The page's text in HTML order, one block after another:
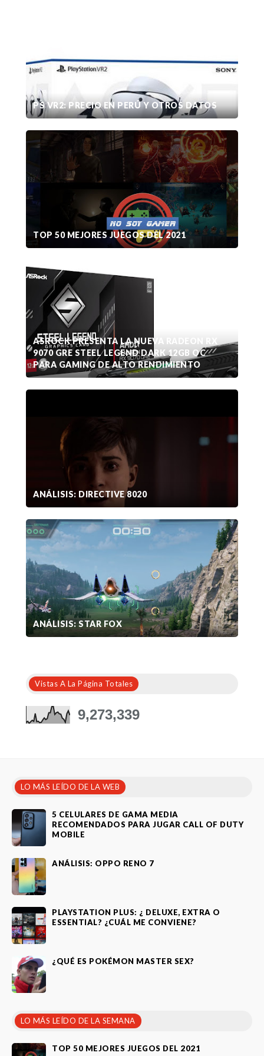
PS VR2: PRECIO EN PERÚ Y OTROS DATOS
TOP 50 MEJORES JUEGOS DEL 2021
ASROCK PRESENTA LA NUEVA RADEON RX
9070 GRE STEEL LEGEND DARK 12GB OC
PARA GAMING DE ALTO RENDIMIENTO
ANÁLISIS: DIRECTIVE 8020
ANÁLISIS: STAR FOX
Vistas A La Página Totales
9,273,339
LO MÁS LEÍDO DE LA WEB
5 CELULARES DE GAMA MEDIA
RECOMENDADOS PARA JUGAR CALL OF DUTY
MOBILE
ANÁLISIS: OPPO RENO 7
PLAYSTATION PLUS: ¿ DELUXE, EXTRA O
ESSENTIAL? ¿CUÁL ME CONVIENE?
¿QUÉ ES POKÉMON MASTER SEX?
LO MÁS LEÍDO DE LA SEMANA
TOP 50 MEJORES JUEGOS DEL 2021